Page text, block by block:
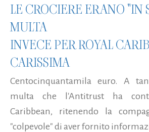
LE CROCIERE ERANO "IN
MULTA
INVECE PER ROYAL
CARISSIMA
Centocinquantamila euro. A
multa che l'Antitrust ha
Caribbean, ritenendo la
"colpevole" di aver fornito